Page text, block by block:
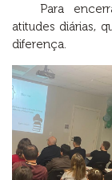
Para
atitudes diárias,
diferença.